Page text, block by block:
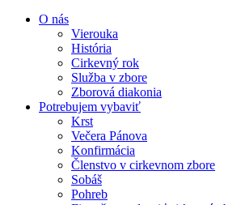
O nás
Vierouka
História
Cirkevný rok
Služba v zbore
Zborová diakonia
Potrebujem vybaviť
Krst
Večera Pánova
Konfirmácia
Členstvo v cirkevnom zbore
Sobáš
Pohreb